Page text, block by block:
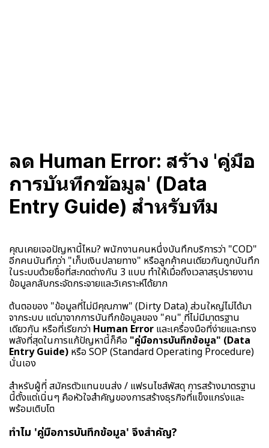
ลด Human Error: สร้าง 'คู่มือ
การบันทึกข้อมูล' (Data
Entry Guide) สำหรับทีม
คุณเคยเจอปัญหานี้ไหม? พนักงานคนหนึ่งบันทึกบริการว่า "COD"
อีกคนบันทึกว่า "เก็บเงินปลายทาง" หรือลูกค้าคนเดียวกันถูกบันทึก
ในระบบด้วยชื่อที่สะกดต่างกัน 3 แบบ ทำให้เมื่อถึงเวลาสรุปรายงาน
ข้อมูลกลับกระจัดกระจายและวิเคราะห์ได้ยาก
ต้นตอของ "ข้อมูลที่ไม่มีคุณภาพ" (Dirty Data) ส่วนใหญ่ไม่ได้มา
จากระบบ แต่มาจากการบันทึกข้อมูลของ "คน" ที่ไม่มีมาตรฐาน
เดียวกัน หรือที่เรียกว่า Human Error และเครื่องมือที่ง่ายและทรง
พลังที่สุดในการแก้ปัญหานี้ก็คือ "คู่มือการบันทึกข้อมูล" (Data
Entry Guide) หรือ SOP (Standard Operating Procedure)
นั่นเอง
สำหรับผู้ที่ สมัครตัวแทนขนส่ง / แฟรนไชส์พัสดุ การสร้างมาตรฐาน
นี้ตั้งแต่เนิ่นๆ คือหัวใจสำคัญของการสร้างธุรกิจที่แข็งแกร่งและ
พร้อมเติบโต
ทำไม 'คู่มือการบันทึกข้อมูล' จึงสำคัญ?